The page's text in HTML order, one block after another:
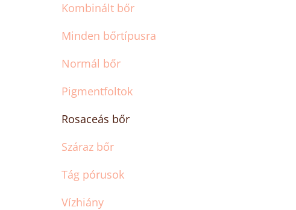
Kombinált bőr
Minden bőrtípusra
Normál bőr
Pigmentfoltok
Rosaceás bőr
Száraz bőr
Tág pórusok
Vízhiány